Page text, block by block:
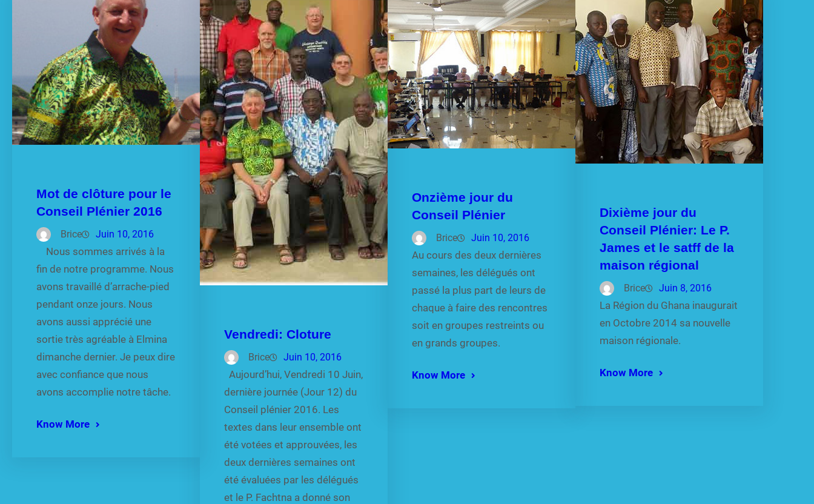
Mot de clôture pour le
Conseil Plénier 2016
Brice Juin 10, 2016
Nous sommes arrivés à la
fin de notre programme. Nous
avons travaillé d’arrache-pied
pendant onze jours. Nous
avons aussi apprécié une
sortie très agréable à Elmina
dimanche dernier. Je peux dire
avec confiance que nous
avons accomplie notre tâche.
Know More
Vendredi: Cloture
Brice Juin 10, 2016
Aujourd’hui, Vendredi 10 Juin,
dernière journée (Jour 12) du
Conseil plénier 2016. Les
textes dans leur ensemble ont
été votées et approuvées, les
deux dernières semaines ont
été évaluées par les délégués
et le P. Fachtna a donné son
Onzième jour du
Conseil Plénier
Brice Juin 10, 2016
Au cours des deux dernières
semaines, les délégués ont
passé la plus part de leurs de
chaque à faire des rencontres
soit en groupes restreints ou
en grands groupes.
Know More
Dixième jour du
Conseil Plénier: Le P.
James et le satff de la
maison régional
Brice Juin 8, 2016
La Région du Ghana inaugurait
en Octobre 2014 sa nouvelle
maison régionale.
Know More